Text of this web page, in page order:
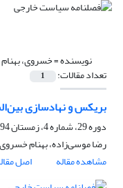
نویسنده =خسروی، بهنام
تعداد مقالات: 1
بریکس و نهادسازی
دوره 29، شماره 4، زمستان 1394، صفحه
رضا موسی‌زاده، بهنام خسروی
مشاهده مقاله
اصل